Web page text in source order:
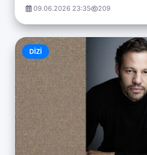
09.06.2026 23:35 209
DIZI